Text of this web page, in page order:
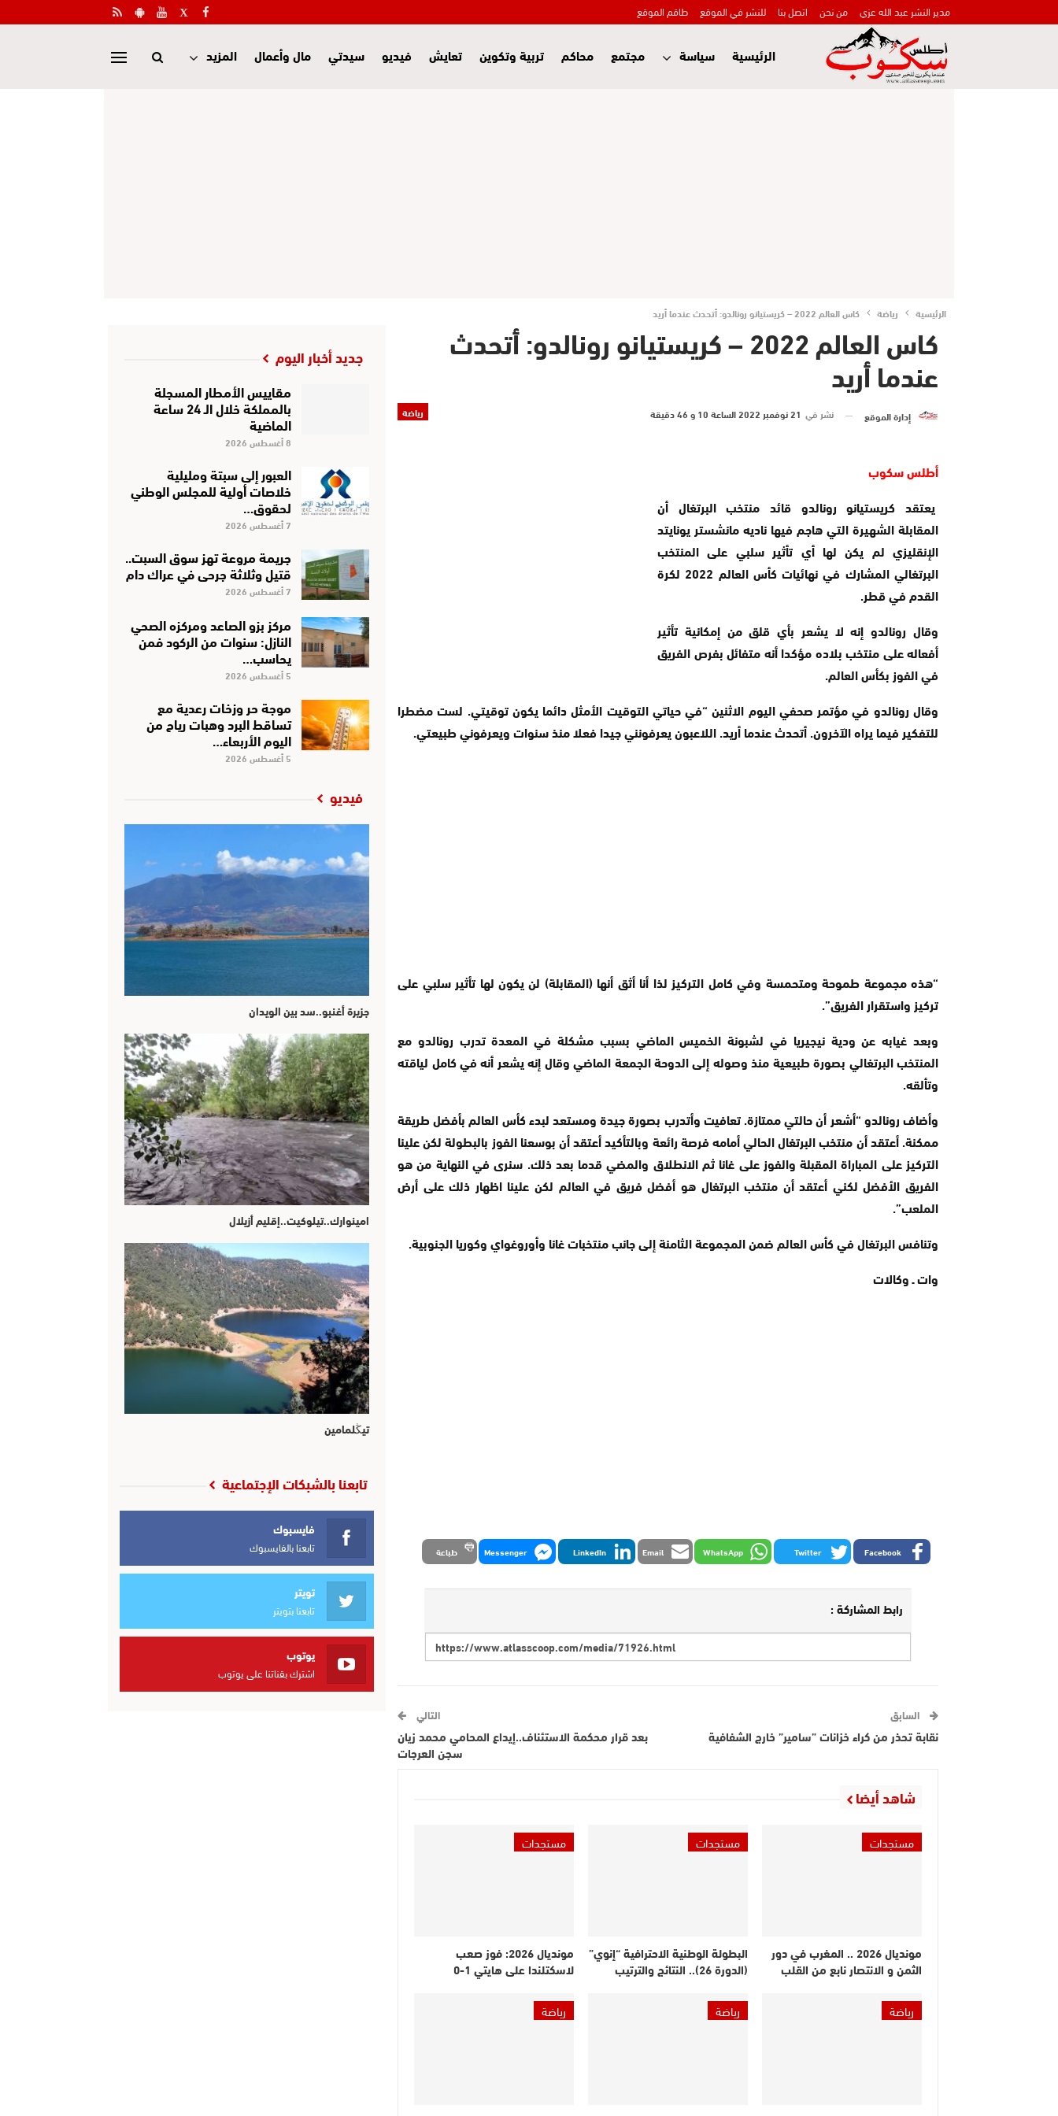
مدير النشر عبد الله عزي من نحن اتصل بنا للنشر في الموقع طاقم الموقع
الرئيسية سياسة مجتمع محاكم تربية وتكوين تعايش فيديو سيدتي مال وأعمال المزيد
الرئيسية رياضة كاس العالم 2022 – كريستيانو رونالدو: أتحدث عندما أريد
كاس العالم 2022 – كريستيانو رونالدو: أتحدث
عندما أريد
رياضة إدارة الموقع نشر في 21 نوفمبر 2022 الساعة 10 و 46 دقيقة
أطلس سكوب
يعتقد كريستيانو رونالدو قائد منتخب البرتغال أن
المقابلة الشهيرة التي هاجم فيها ناديه مانشستر يونايتد
الإنقليزي لم يكن لها أي تأثير سلبي على المنتخب
البرتغالي المشارك في نهائيات كأس العالم 2022 لكرة
القدم في قطر.
وقال رونالدو إنه لا يشعر بأي قلق من إمكانية تأثير
أفعاله على منتخب بلاده مؤكدا أنه متفائل بفرص الفريق
في الفوز بكأس العالم.
وقال رونالدو في مؤتمر صحفي اليوم الاثنين “في حياتي التوقيت الأمثل دائما يكون توقيتي. لست مضطرا
للتفكير فيما يراه الآخرون. أتحدث عندما أريد. اللاعبون يعرفونني جيدا فعلا منذ سنوات ويعرفوني طبيعتي.
“هذه مجموعة طموحة ومتحمسة وفي كامل التركيز لذا أنا أثق أنها (المقابلة) لن يكون لها تأثير سلبي على
تركيز واستقرار الفريق”.
وبعد غيابه عن ودية نيجيريا في لشبونة الخميس الماضي بسبب مشكلة في المعدة تدرب رونالدو مع
المنتخب البرتغالي بصورة طبيعية منذ وصوله إلى الدوحة الجمعة الماضي وقال إنه يشعر أنه في كامل لياقته
وتألقه.
وأضاف رونالدو “أشعر أن حالتي ممتازة. تعافيت وأتدرب بصورة جيدة ومستعد لبدء كأس العالم بأفضل طريقة
ممكنة. أعتقد أن منتخب البرتغال الحالي أمامه فرصة رائعة وبالتأكيد أعتقد أن بوسعنا الفوز بالبطولة لكن علينا
التركيز على المباراة المقبلة والفوز على غانا ثم الانطلاق والمضي قدما بعد ذلك. سنرى في النهاية من هو
الفريق الأفضل لكني أعتقد أن منتخب البرتغال هو أفضل فريق في العالم لكن علينا اظهار ذلك على أرض
الملعب”.
وتنافس البرتغال في كأس العالم ضمن المجموعة الثامنة إلى جانب منتخبات غانا وأوروغواي وكوريا الجنوبية.
وات ـ وكالات
Facebook
Twitter
WhatsApp
Email
LinkedIn
Messenger طباعة
رابط المشاركة :
السابق
نقابة تحذر من كراء خزانات ”سامير” خارج الشفافية
التالي
بعد قرار محكمة الاستئناف..إيداع المحامي محمد زيان
سجن العرجات
شاهد أيضا
مستجدات
مونديال 2026 .. المغرب في دور
الثمن و الانتصار نابع من القلب
مستجدات
البطولة الوطنية الاحترافية “إنوي”
(الدورة 26).. النتائج والترتيب
مستجدات
مونديال 2026: فوز صعب
لاسكتلندا على هايتي 1-0
رياضة
رياضة رياضة
جديد أخبار اليوم
مقاييس الأمطار المسجلة
بالمملكة خلال الـ 24 ساعة
الماضية
8 أغسطس 2026
العبور إلى سبتة ومليلية
خلاصات أولية للمجلس الوطني
لحقوق…
7 أغسطس 2026
جريمة مروعة تهز سوق السبت..
قتيل وثلاثة جرحى في عراك دام
7 أغسطس 2026
مركز بزو الصاعد ومركزه الصحي
النازل: سنوات من الركود فمن
يحاسب…
5 أغسطس 2026
موجة حر وزخات رعدية مع
تساقط البرد وهبات رياح من
اليوم الأربعاء…
5 أغسطس 2026
فيديو
جزيرة أغنبو..سد بين الويدان
امينوارك..تيلوكيت..إقليم أزيلال
تيڭلمامين
تابعنا بالشبكات الإجتماعية
فايسبوك
تابعنا بالفايسبوك
تويتر
تابعنا بتويتر
يوتوب
اشترك بقناتنا على يوتوب